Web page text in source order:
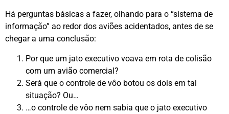
Há perguntas básicas a fazer, olhando para o “sistema de
informação” ao redor dos aviões acidentados, antes de se
chegar a uma conclusão:
Por que um jato executivo voava em rota de colisão
com um avião comercial?
Será que o controle de vôo botou os dois em tal
situação? Ou…
…o controle de vôo nem sabia que o jato executivo